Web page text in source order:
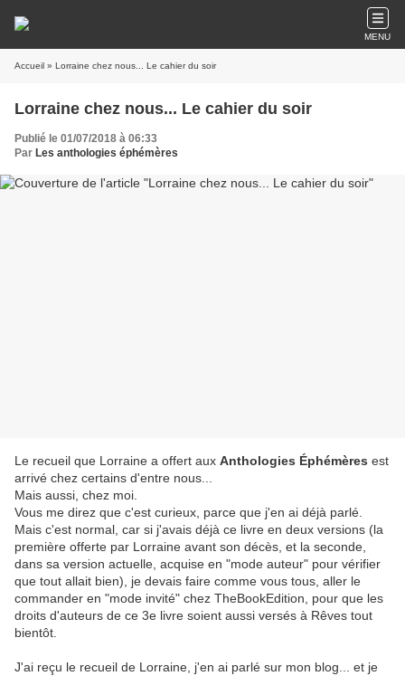
MENU
Accueil » Lorraine chez nous... Le cahier du soir
Lorraine chez nous... Le cahier du soir
Publié le 01/07/2018 à 06:33
Par Les anthologies éphémères
Le recueil que Lorraine a offert aux Anthologies Éphémères est
arrivé chez certains d'entre nous...
Mais aussi, chez moi.
Vous me direz que c'est curieux, parce que j'en ai déjà parlé.
Mais c'est normal, car si j'avais déjà ce livre en deux versions (la
première offerte par Lorraine avant son décès, et la seconde,
dans sa version actuelle, acquise en "mode auteur" pour vérifier
que tout allait bien), je devais faire comme vous tous, aller le
commander en "mode invité" chez TheBookEdition, pour que les
droits d'auteurs de ce 3e livre soient aussi versés à Rêves tout
bientôt.
J'ai reçu le recueil de Lorraine, j'en ai parlé sur mon blog... et je